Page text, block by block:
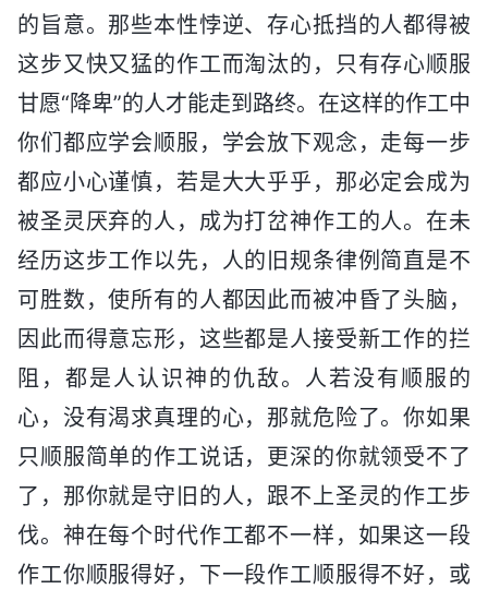
的旨意。那些本性悖逆、存心抵挡的人都得被
这步又快又猛的作工而淘汰的，只有存心顺服
甘愿“降卑”的人才能走到路终。在这样的作工中
你们都应学会顺服，学会放下观念，走每一步
都应小心谨慎，若是大大乎乎，那必定会成为
被圣灵厌弃的人，成为打岔神作工的人。在未
经历这步工作以先，人的旧规条律例简直是不
可胜数，使所有的人都因此而被冲昏了头脑，
因此而得意忘形，这些都是人接受新工作的拦
阻，都是人认识神的仇敌。人若没有顺服的
心，没有渴求真理的心，那就危险了。你如果
只顺服简单的作工说话，更深的你就领受不了
了，那你就是守旧的人，跟不上圣灵的作工步
伐。神在每个时代作工都不一样，如果这一段
作工你顺服得好，下一段作工顺服得不好，或